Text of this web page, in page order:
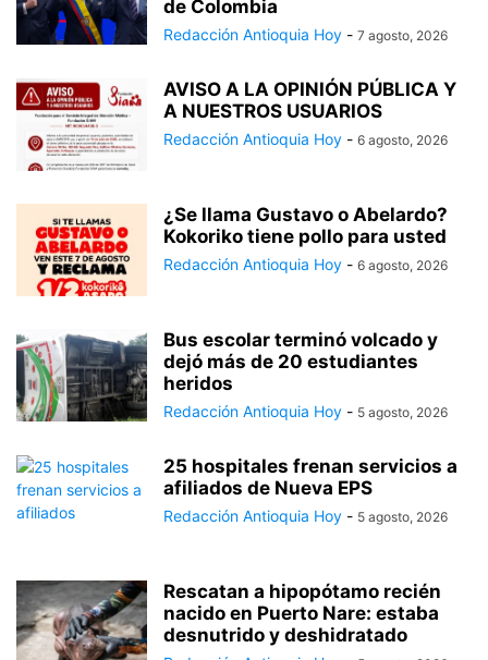
de Colombia
Redacción Antioquia Hoy - 7 agosto, 2026
AVISO A LA OPINIÓN PÚBLICA Y
A NUESTROS USUARIOS
Redacción Antioquia Hoy - 6 agosto, 2026
¿Se llama Gustavo o Abelardo?
Kokoriko tiene pollo para usted
Redacción Antioquia Hoy - 6 agosto, 2026
Bus escolar terminó volcado y
dejó más de 20 estudiantes
heridos
Redacción Antioquia Hoy - 5 agosto, 2026
25 hospitales frenan servicios a
afiliados de Nueva EPS
Redacción Antioquia Hoy - 5 agosto, 2026
Rescatan a hipopótamo recién
nacido en Puerto Nare: estaba
desnutrido y deshidratado